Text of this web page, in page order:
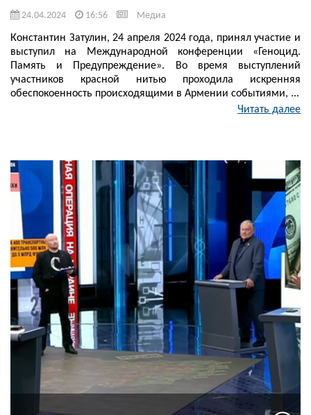
24.04.2024 16:56 Медиа
Константин Затулин, 24 апреля 2024 года, принял участие и
выступил на Международной конференции «Геноцид.
Память и Предупреждение». Во время выступлений
участников красной нитью проходила искренняя
обеспокоенность происходящими в Армении событиями, ...
Читать далее